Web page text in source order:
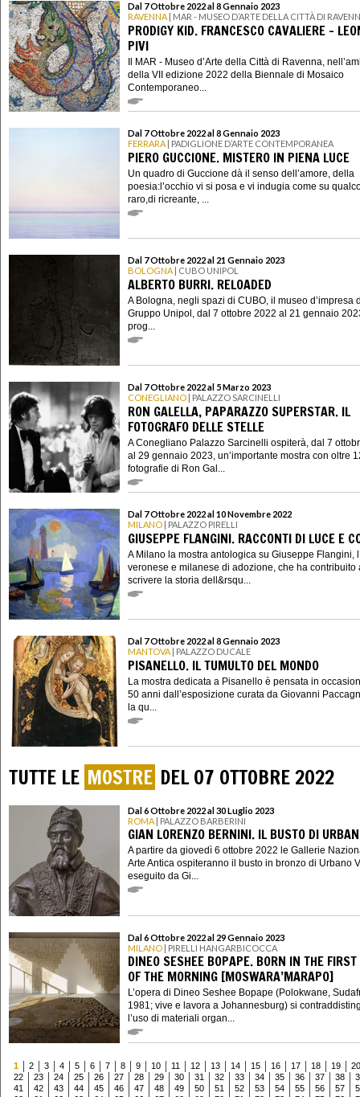
Dal 7 Ottobre 2022 al 8 Gennaio 2023
RAVENNA | MAR - MUSEO D’ARTE DELLA CITTÀ DI
PRODIGY KID. FRANCESCO CAVALIERE -
PIVI
Il MAR - Museo d’Arte della Città di Ravenna,
della VII edizione 2022 della Biennale di Mosaico
Contemporaneo...
Dal 7 Ottobre 2022 al 8 Gennaio 2023
FERRARA | PADIGLIONE D’ARTE CONTEMPORANEA
PIERO GUCCIONE. MISTERO IN PIENA LUCE
Un quadro di Guccione dà il senso dell’amore, della
poesia:l’occhio vi si posa e vi indugia come su
raro,di ricreante, ...
Dal 7 Ottobre 2022 al 21 Gennaio 2023
BOLOGNA | CUBO UNIPOL
ALBERTO BURRI. RELOADED
A Bologna, negli spazi di CUBO, il museo d’impresa
Gruppo Unipol, dal 7 ottobre 2022 al 21 gennaio
prog...
Dal 7 Ottobre 2022 al 5 Marzo 2023
CONEGLIANO | PALAZZO SARCINELLI
RON GALELLA, PAPARAZZO SUPERSTAR. IL
FOTOGRAFO DELLE STELLE
A Conegliano Palazzo Sarcinelli ospiterà, dal 7
al 29 gennaio 2023, un’importante mostra con oltre
fotografie di Ron Gal...
Dal 7 Ottobre 2022 al 10 Novembre 2022
MILANO | PALAZZO PIRELLI
GIUSEPPE FLANGINI. RACCONTI DI LUCE E
A Milano la mostra antologica su Giuseppe Flangini,
veronese e milanese di adozione, che ha contribuito
scrivere la storia dell&rsqu...
Dal 7 Ottobre 2022 al 8 Gennaio 2023
MANTOVA | PALAZZO DUCALE
PISANELLO. IL TUMULTO DEL MONDO
La mostra dedicata a Pisanello è pensata in
50 anni dall’esposizione curata da Giovanni
la qu...
TUTTE LE MOSTRE DEL 07 OTTOBRE 2022
Dal 6 Ottobre 2022 al 30 Luglio 2023
ROMA | PALAZZO BARBERINI
GIAN LORENZO BERNINI. IL BUSTO DI
A partire da giovedì 6 ottobre 2022 le Gallerie
Arte Antica ospiteranno il busto in bronzo di Urbano
eseguito da Gi...
Dal 6 Ottobre 2022 al 29 Gennaio 2023
MILANO | PIRELLI HANGARBICOCCA
DINEO SESHEE BOPAPE. BORN IN THE
OF THE MORNING [MOSWARA’MARAPO]
L’opera di Dineo Seshee Bopape (Polokwane,
1981; vive e lavora a Johannesburg) si
l’uso di materiali organ...
1 2 3 4 5 6 7 8 9 10 11 12 13 14 15 16 17 18 19
20
22
23 24 25 26 27 28 29 30 31 32 33 34 35 36 37 38
41
42 43 44 45 46 47 48 49 50 51 52 53 54 55 56 57